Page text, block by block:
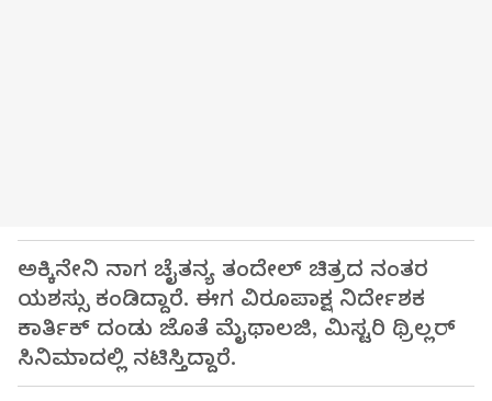
ಅಕ್ಕಿನೇನಿ ನಾಗ ಚೈತನ್ಯ ತಂದೇಲ್ ಚಿತ್ರದ ನಂತರ
ಯಶಸ್ಸು ಕಂಡಿದ್ದಾರೆ. ಈಗ ವಿರೂಪಾಕ್ಷ ನಿರ್ದೇಶಕ
ಕಾರ್ತಿಕ್ ದಂಡು ಜೊತೆ ಮೈಥಾಲಜಿ, ಮಿಸ್ಟರಿ ಥ್ರಿಲ್ಲರ್
ಸಿನಿಮಾದಲ್ಲಿ ನಟಿಸ್ತಿದ್ದಾರೆ.